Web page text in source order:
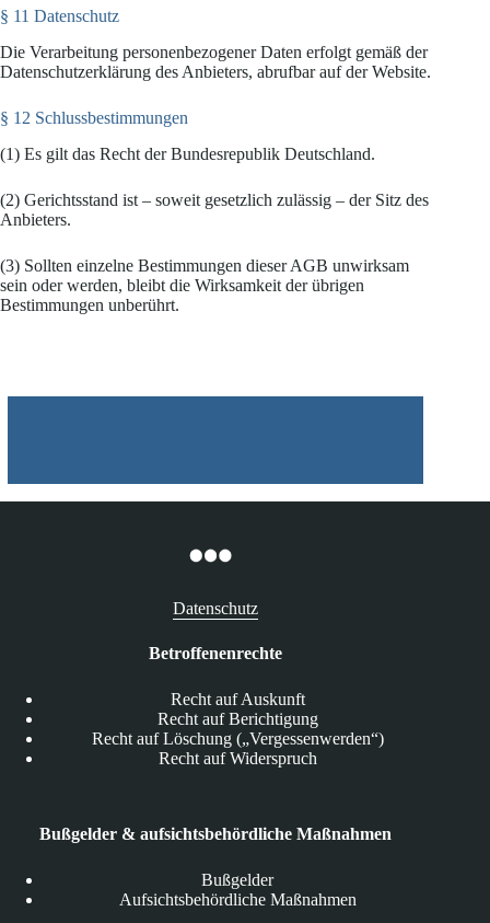
§ 11 Datenschutz
Die Verarbeitung personenbezogener Daten erfolgt gemäß der
Datenschutzerklärung des Anbieters, abrufbar auf der Website.
§ 12 Schlussbestimmungen
(1) Es gilt das Recht der Bundesrepublik Deutschland.
(2) Gerichtsstand ist – soweit gesetzlich zulässig – der Sitz des
Anbieters.
(3) Sollten einzelne Bestimmungen dieser AGB unwirksam
sein oder werden, bleibt die Wirksamkeit der übrigen
Bestimmungen unberührt.
Datenschutz
Betroffenenrechte
Recht auf Auskunft
Recht auf Berichtigung
Recht auf Löschung („Vergessenwerden“)
Recht auf Widerspruch
Bußgelder & aufsichtsbehördliche Maßnahmen
Bußgelder
Aufsichtsbehördliche Maßnahmen